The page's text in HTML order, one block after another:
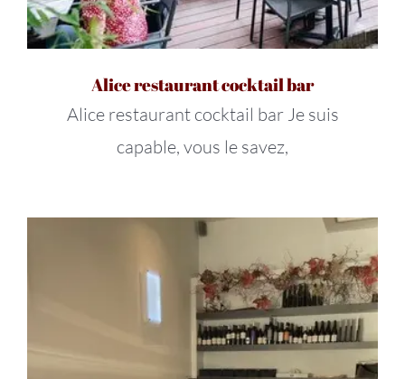
Alice restaurant cocktail bar
Alice restaurant cocktail bar Je suis
capable, vous le savez,